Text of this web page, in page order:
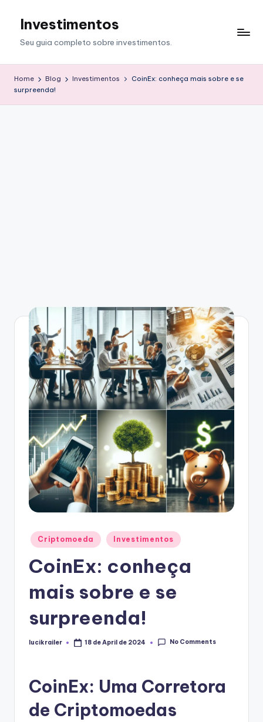
Investimentos
Seu guia completo sobre investimentos.
Home Blog Investimentos
CoinEx: conheça mais sobre e se
surpreenda!
Posted
in
Criptomoeda Investimentos
CoinEx: conheça
mais sobre e se
surpreenda!
Posted
lucikrailer 18 de April de 2024 No Comments
CoinEx: Uma Corretora
de Criptomoedas